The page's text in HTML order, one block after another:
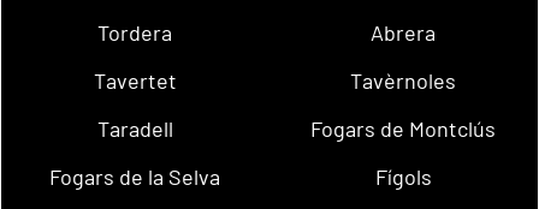
Tordera
Abrera
Tavertet
Tavèrnoles
Taradell
Fogars de Montclús
Fogars de la Selva
Fígols